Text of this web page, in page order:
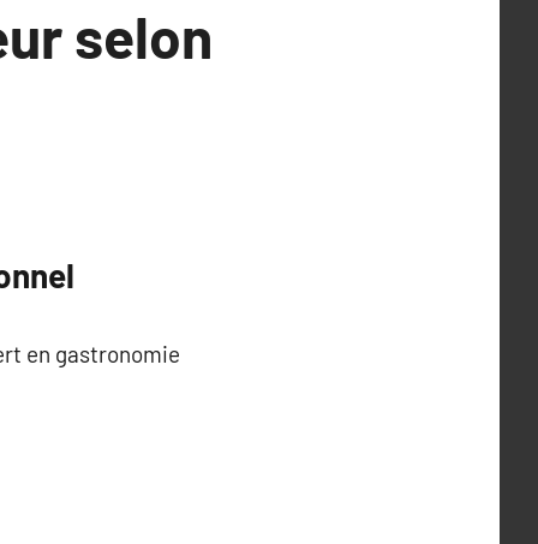
selon
en gastronomie